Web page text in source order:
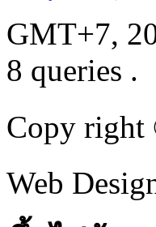
GMT+7,
8 queries .
Copy right
Web